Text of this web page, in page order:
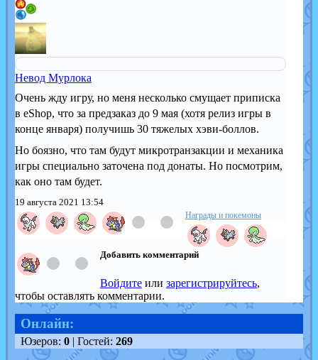
Невод Мурлока
Очень жду игру, но меня несколько смущает приписка
в eShop, что за предзаказ до 9 мая (хотя релиз игры в
конце января) получишь 30 тяжелых хэви-боллов.
Но боязно, что там будут микротранзакции и механика
игры специально заточена под донаты. Но посмотрим,
как оно там будет.
19 августа 2021 13:54
Награды и покемоны
Добавить комментарий
Войдитеили зарегистрируйтесь,
чтобы оставлять комментарии.
Онлайн:
Юзеров: 0| Гостей: 269